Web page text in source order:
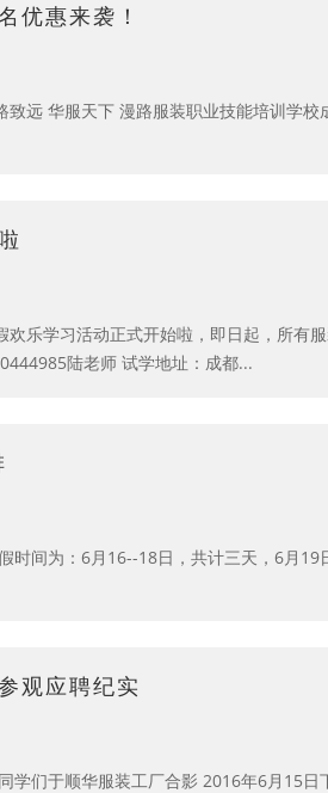
优惠来袭！
远 华服天下 漫路服装职业技能培训学
乐学习活动正式开始啦，即日起，所有
陆老师 试学地址：成都...
时间为：6月16--18日，共计三天，6月
观应聘纪实
学们于顺华服装工厂合影 2016年6月15